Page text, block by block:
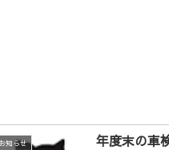
お知らせ 年度末の車